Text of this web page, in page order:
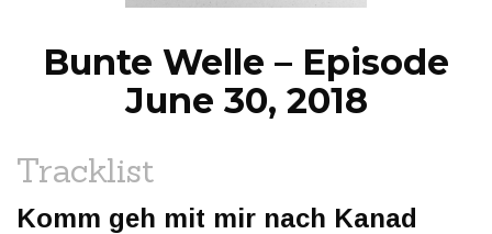
Bunte Welle – Episode
June 30, 2018
Tracklist
Komm geh mit mir nach Kanad